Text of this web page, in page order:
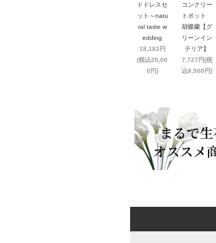
ドドレスセ
ット～natu
ral taste w
edding
18,182円
(税込20,00
0円)
コンクリー
トポット
胡蝶蘭【グ
リーンイン
テリア】
7,727円(税
込8,500円)